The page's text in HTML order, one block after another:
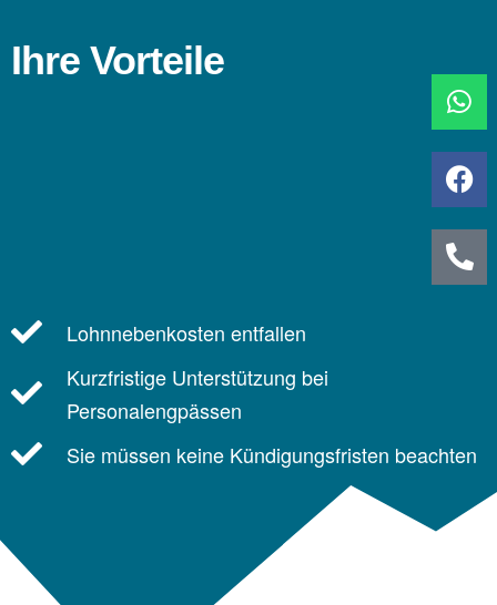
Ihre Vorteile
Lohnnebenkosten entfallen
Kurzfristige Unterstützung bei
Personalengpässen
Sie müssen keine Kündigungsfristen beachten